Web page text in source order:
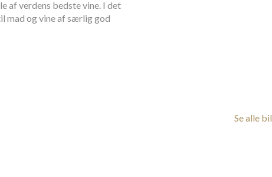
af verdens bedste vine. I det
mad og vine af særlig god
Se alle